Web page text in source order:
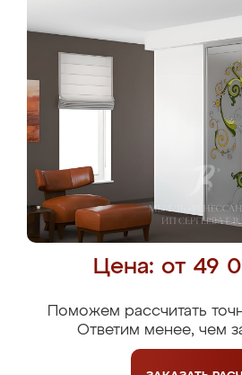
Цена: от 49
Поможем рассчитать
Ответим менее, чем